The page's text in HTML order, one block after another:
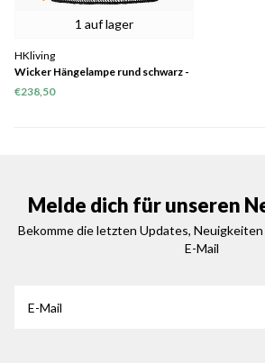
1 auf lager
HKliving
Wicker Hängelampe rund schwarz -
60cm, letzte 1
€238,50
Melde dich für unseren
Bekomme die letzten Updates,
E-Mail